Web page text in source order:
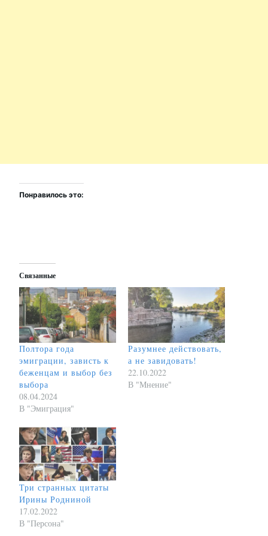
Понравилось это:
Связанные
Полтора года
эмиграции, зависть к
беженцам и выбор без
выбора
08.04.2024
В "Эмиграция"
Разумнее действовать,
а не завидовать!
22.10.2022
В "Мнение"
Три странных цитаты
Ирины Родниной
17.02.2022
В "Персона"